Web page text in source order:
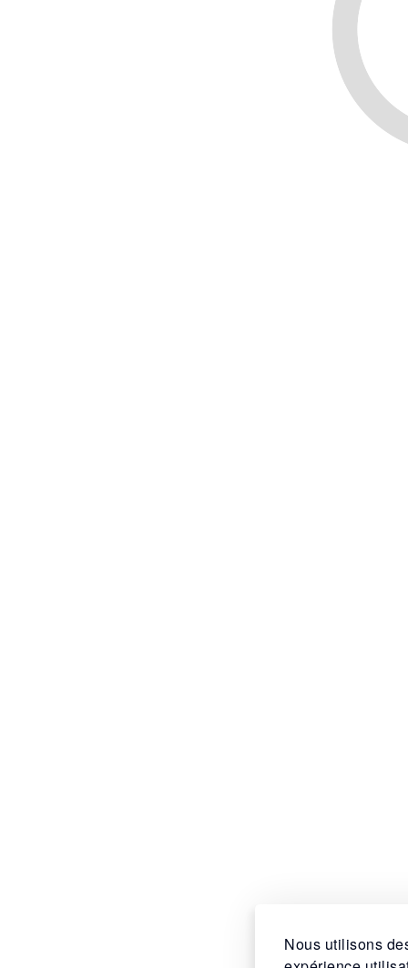
Nous utilisons